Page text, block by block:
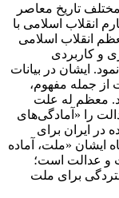
تاریخ معاصر
انقلاب اسلامی با
انقلاب اسلامی
و کاربردی
ایشان در بیانات
جمله مفهوم،
معظم له علت
را «آمادگی‌های
در ایران برای
ایشان «ملت، آماده‏
و عدالت است؛
برای ملت